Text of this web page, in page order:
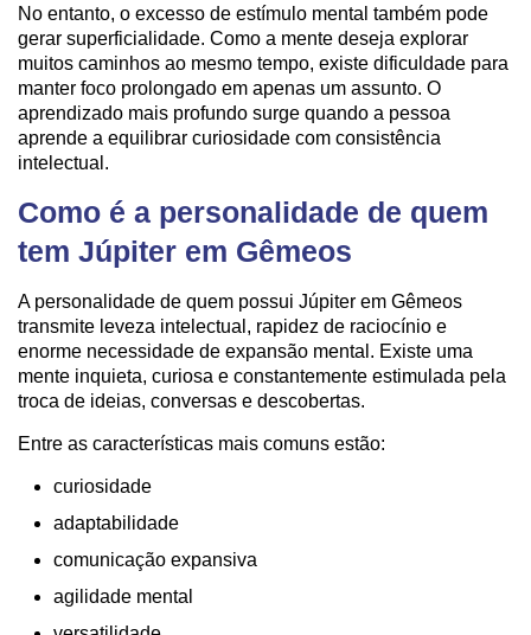
No entanto, o excesso de estímulo mental também pode
gerar superficialidade. Como a mente deseja explorar
muitos caminhos ao mesmo tempo, existe dificuldade para
manter foco prolongado em apenas um assunto. O
aprendizado mais profundo surge quando a pessoa
aprende a equilibrar curiosidade com consistência
intelectual.
Como é a personalidade de quem
tem Júpiter em Gêmeos
A personalidade de quem possui Júpiter em Gêmeos
transmite leveza intelectual, rapidez de raciocínio e
enorme necessidade de expansão mental. Existe uma
mente inquieta, curiosa e constantemente estimulada pela
troca de ideias, conversas e descobertas.
Entre as características mais comuns estão:
curiosidade
adaptabilidade
comunicação expansiva
agilidade mental